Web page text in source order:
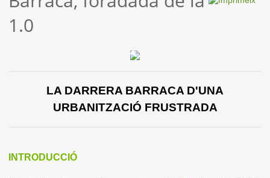
1.0
LA DARRERA BARRACA D'UNA
URBANITZACIÓ FRUSTRADA
INTRODUCCIÓ